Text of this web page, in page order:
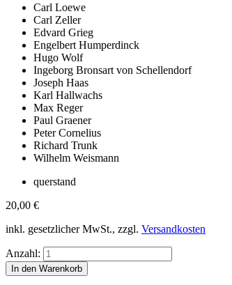
Carl Loewe
Carl Zeller
Edvard Grieg
Engelbert Humperdinck
Hugo Wolf
Ingeborg Bronsart von Schellendorf
Joseph Haas
Karl Hallwachs
Max Reger
Paul Graener
Peter Cornelius
Richard Trunk
Wilhelm Weismann
querstand
20,00 €
inkl. gesetzlicher MwSt., zzgl. Versandkosten
Anzahl: